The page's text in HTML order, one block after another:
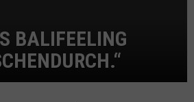
BALIFEELING